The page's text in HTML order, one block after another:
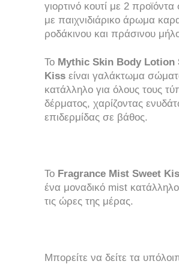
γιορτινό κουτί με 2
με παιχνιδιάρικο άρωμα
ροδάκινου και πράσινου
To Mythic Skin Body Lotion
Kiss είναι γαλάκτωμα
κατάλληλο για όλους τους
δέρματος, χαρίζοντας
επιδερμίδας σε βάθος.
To Fragrance Mist Sweet
ένα μοναδικό mist κατάλληλο
τις ώρες της μέρας.
Μπορείτε να δείτε τα